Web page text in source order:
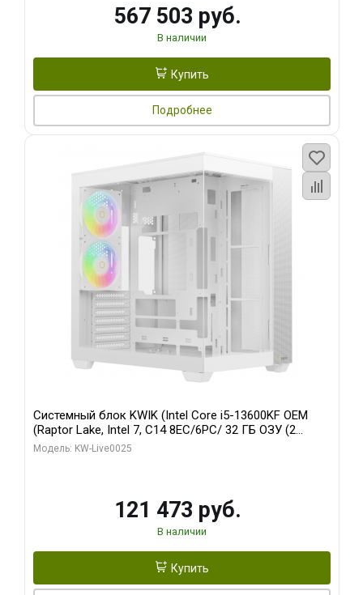
567 503 руб.
В наличии
Купить
Подробнее
Системный блок KWIK (Intel Core i5-13600KF OEM
(Raptor Lake, Intel 7, C14 8EC/6PC/ 32 ГБ ОЗУ (2
модуля)/ Gigabyte RTX5060 WINDFORCE OC 8GB
Модель: KW-Live0025
121 473 руб.
В наличии
Купить